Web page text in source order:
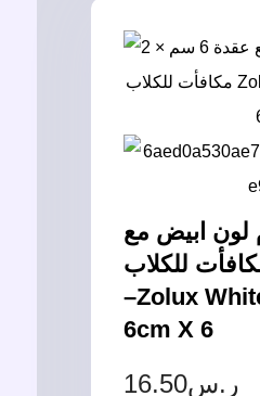
ابيض مع
6 سم × 2 مكافأت للكلاب
–Zolux
6cm X 6
ر.س16.50